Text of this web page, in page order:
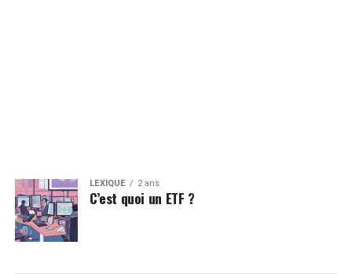
LEXIQUE 2 ans
C’est quoi un ETF ?